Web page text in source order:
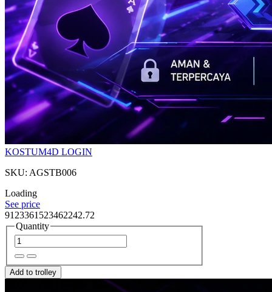
KOSTUM4D LOGIN
SKU: AGSTB006
Loading
See price
9123361523462242.72
Quantity
Add to trolley